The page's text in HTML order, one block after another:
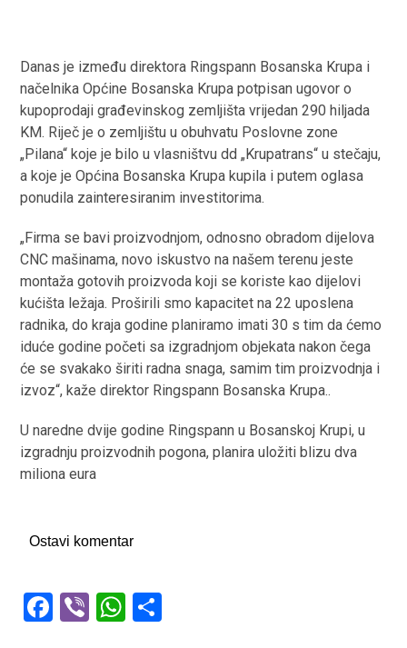
Danas je između direktora Ringspann Bosanska Krupa i
načelnika Općine Bosanska Krupa potpisan ugovor o
kupoprodaji građevinskog zemljišta vrijedan 290 hiljada
KM. Riječ je o zemljištu u obuhvatu Poslovne zone
„Pilana“ koje je bilo u vlasništvu dd „Krupatrans“ u stečaju,
a koje je Općina Bosanska Krupa kupila i putem oglasa
ponudila zainteresiranim investitorima.
„Firma se bavi proizvodnjom, odnosno obradom dijelova
CNC mašinama, novo iskustvo na našem terenu jeste
montaža gotovih proizvoda koji se koriste kao dijelovi
kućišta ležaja. Proširili smo kapacitet na 22 uposlena
radnika, do kraja godine planiramo imati 30 s tim da ćemo
iduće godine početi sa izgradnjom objekata nakon čega
će se svakako širiti radna snaga, samim tim proizvodnja i
izvoz“, kaže direktor Ringspann Bosanska Krupa..
U naredne dvije godine Ringspann u Bosanskoj Krupi, u
izgradnju proizvodnih pogona, planira uložiti blizu dva
miliona eura
Ostavi komentar
F
Vi W